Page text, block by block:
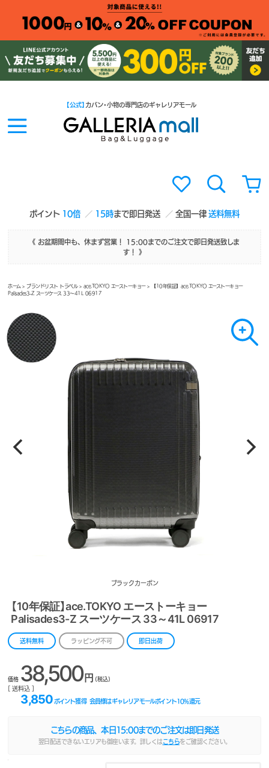
ポイント 10倍 15時まで即日発送 全国一律送料無料
【公式】 カバン・小物の専門店のギャレリアモール
《 お盆期間中も、休まず営業！ 15:00までのご注文で即日発送致しま
す！ 》
ホーム >ブランドリスト トラベル> ace.TOKYO エーストーキョー> 【10年保証】ace.TOKYO エーストーキョー
Palisades3-Z スーツケース 33～41L 06917
ブラックカーボン
【10年保証】ace.TOKYO エーストーキョー
Palisades3-Z スーツケース 33～41L 06917
送料無料 ラッピング不可 即日出荷
価格 38,500円 (税込)
[ 送料込 ]
3,850 ポイント獲得 会員様はギャレリアモールポイント10%還元
こちらの商品、本日 15:00までのご注文は即日発送
翌日配送できないエリアも御座います。詳しくは こちらをご確認ください。